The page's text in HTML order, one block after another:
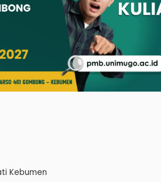
Kebumen